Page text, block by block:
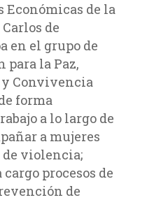
Económicas de la
de
en el grupo de
para la Paz,
y Convivencia
forma
a lo largo de
a mujeres
violencia;
procesos de
de